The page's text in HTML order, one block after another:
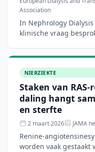
Association
In Nephrology
klinische vraag
van glomerul
NIERZIEKTE
Staken van RAS-
daling hangt
en sterfte
2 maart 2026 JAMA
Renine-
worden vaak gestaakt